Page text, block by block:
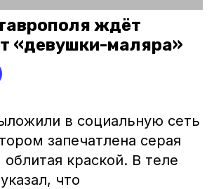
ждёт
«девушки-маляра»
в социальную сеть
запечатлена серая
краской. В теле
что